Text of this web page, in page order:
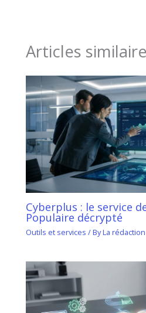
Articles
Cyberplus : le service
Populaire décrypté
Outils et services / ByLa rédaction